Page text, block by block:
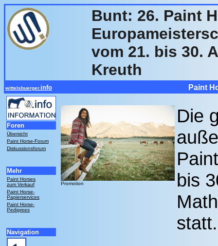
Bunt: 26. Paint
vom 21. bis 30.
Kreuth
wittelsbuerger. info Paint
Foren
Übersicht
Paint Horse-Forum
Diskussionsforum
Mehr
Paint Horses
zum Verkauf
Paint Horse-
Papierservices
Paint Horse-
Pedigrees
Navigation
Promotion
Die
bis
statt.